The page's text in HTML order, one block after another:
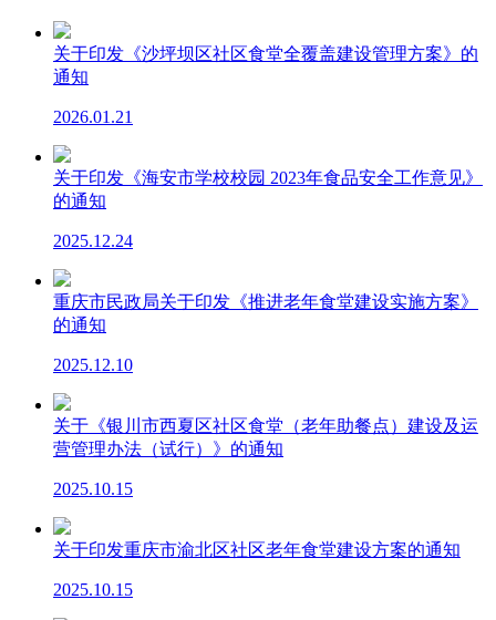
关于印发《沙坪坝区社区食堂全覆盖建设管理方案》的
通知
2026.01.21
关于印发《海安市学校校园 2023年食品安全工作意见》
的通知
2025.12.24
重庆市民政局关于印发《推进老年食堂建设实施方案》
的通知
2025.12.10
关于《银川市西夏区社区食堂（老年助餐点）建设及运
营管理办法（试行）》的通知
2025.10.15
关于印发重庆市渝北区社区老年食堂建设方案的通知
2025.10.15